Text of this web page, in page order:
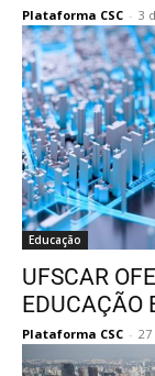
Plataforma CSC - 3
Educação
UFSCAR
EDUCAÇÃO
Plataforma CSC -